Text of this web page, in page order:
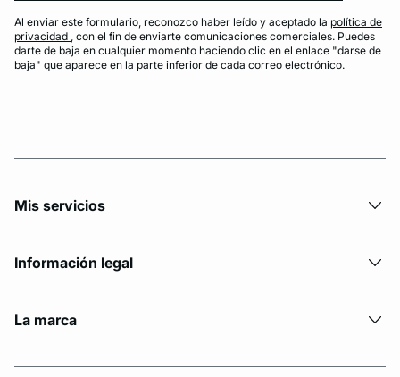
Al enviar este formulario, reconozco haber leído y aceptado la política de
privacidad , con el fin de enviarte comunicaciones comerciales. Puedes
darte de baja en cualquier momento haciendo clic en el enlace "darse de
baja" que aparece en la parte inferior de cada correo electrónico.
Mis servicios
Información legal
La marca